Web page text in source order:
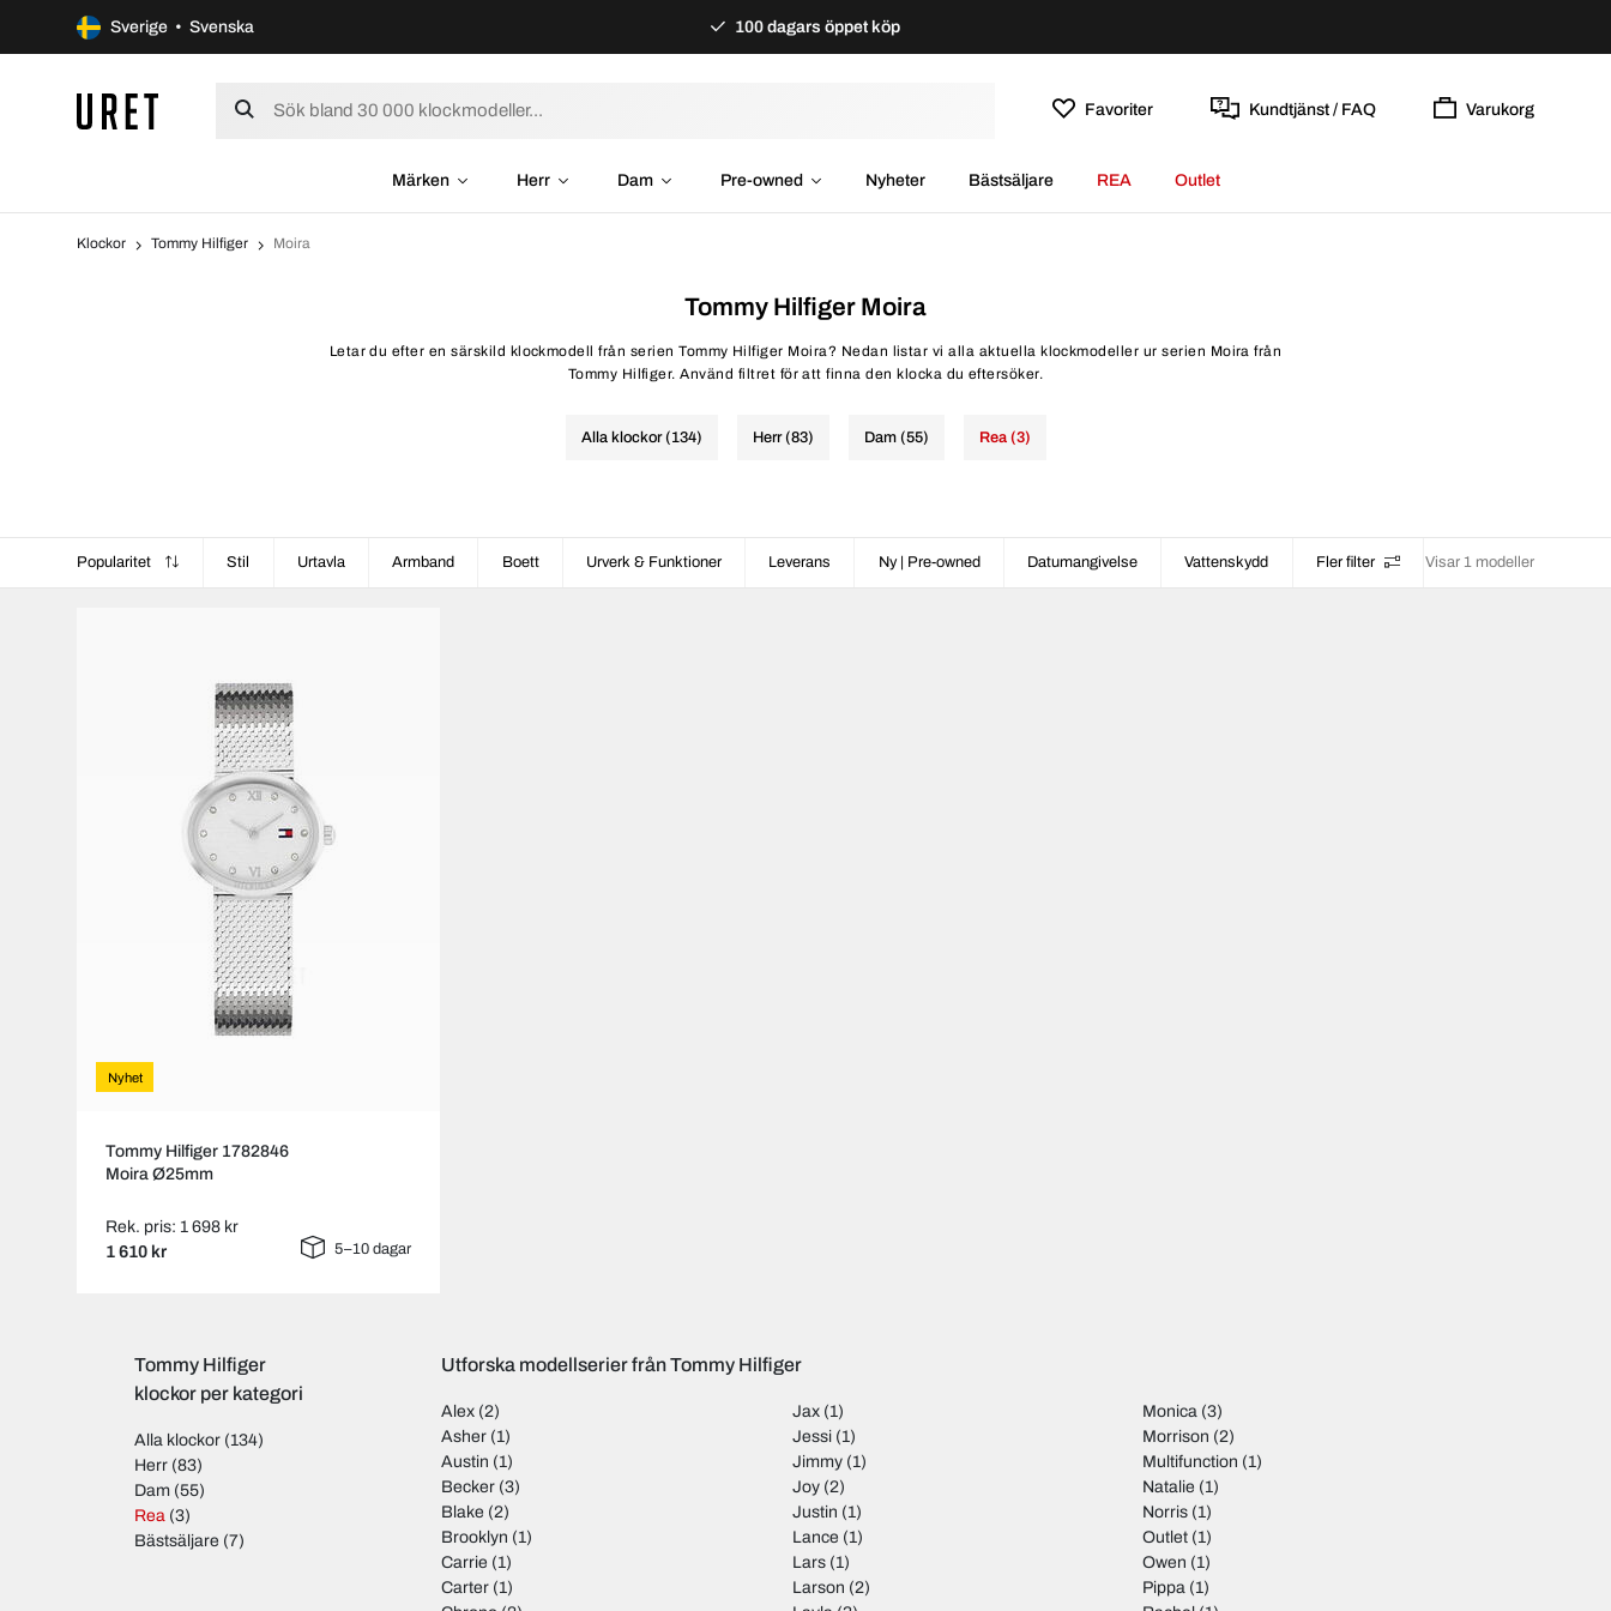
Sverige • Svenska 100 dagars öppet köp
Favoriter Kundtjänst / FAQ Varukorg
Märken Herr Dam Pre-owned Nyheter Bästsäljare REA Outlet
Klockor Tommy Hilfiger Moira
Tommy Hilfiger Moira
Letar du efter en särskild klockmodell från serien Tommy Hilfiger Moira? Nedan listar vi alla aktuella klockmodeller ur serien Moira från
Tommy Hilfiger. Använd filtret för att finna den klocka du eftersöker.
Alla klockor (134) Herr (83) Dam (55) Rea (3)
Popularitet Stil Urtavla Armband Boett Urverk & Funktioner Leverans Ny | Pre-owned Datumangivelse Vattenskydd Fler filter Visar 1 modeller
Nyhet
Tommy Hilfiger 1782846
Moira Ø25mm
Rek. pris: 1 698 kr
1 610 kr 5–10 dagar
Tommy Hilfiger
klockor per kategori
Alla klockor (134)
Herr (83)
Dam (55)
Rea (3)
Bästsäljare (7)
Utforska modellserier från Tommy Hilfiger
Alex (2)
Asher (1)
Austin (1)
Becker (3)
Blake (2)
Brooklyn (1)
Carrie (1)
Carter (1)
Jax(1)
Jessi(1)
Jimmy(1)
Joy(2)
Justin (1)
Lance (1)
Lars(1)
Larson (2)
Monica (3)
Morrison (2)
Multifunction (1)
Natalie (1)
Norris (1)
Outlet (1)
Owen (1)
Pippa (1)